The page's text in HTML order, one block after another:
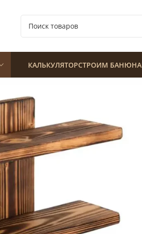
КАЛЬКУЛЯТОРСТРОИМ БАНЮ